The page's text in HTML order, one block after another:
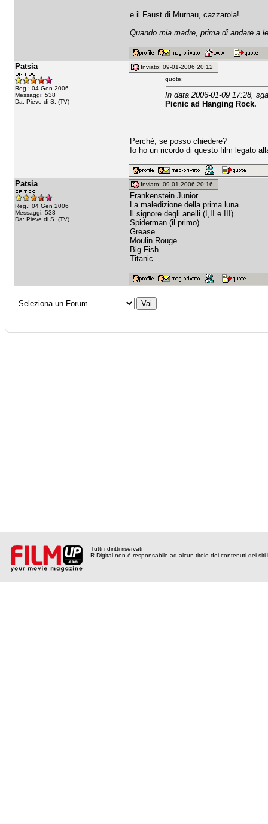
e il Faust di Murnau, cazzarola!
Quando mia madre, prima di andare a
Patsia
Reg.: 04 Gen 2006
Messaggi: 538
Da: Pieve di S. (TV)
Inviato: 09-01-2006 20:12
quote:
In data 2006-01-09 17:28,
Picnic ad Hanging Rock.
Perché, se posso chiedere?
Io ho un ricordo di questo film legato
Patsia
Reg.: 04 Gen 2006
Messaggi: 538
Da: Pieve di S. (TV)
Inviato: 09-01-2006 20:16
Frankenstein Junior
La maledizione della prima luna
Il signore degli anelli (I,II e III)
Spiderman (il primo)
Grease
Moulin Rouge
Big Fish
Titanic
Tutti i diritti riservati
R Digital non è responsabile ad alcun titolo dei contenuti dei siti